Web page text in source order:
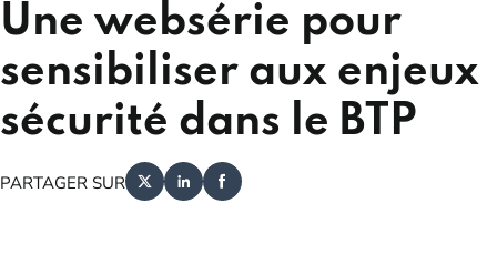
Une websérie pour
sensibiliser aux enjeux
sécurité dans le BTP
PARTAGER SUR